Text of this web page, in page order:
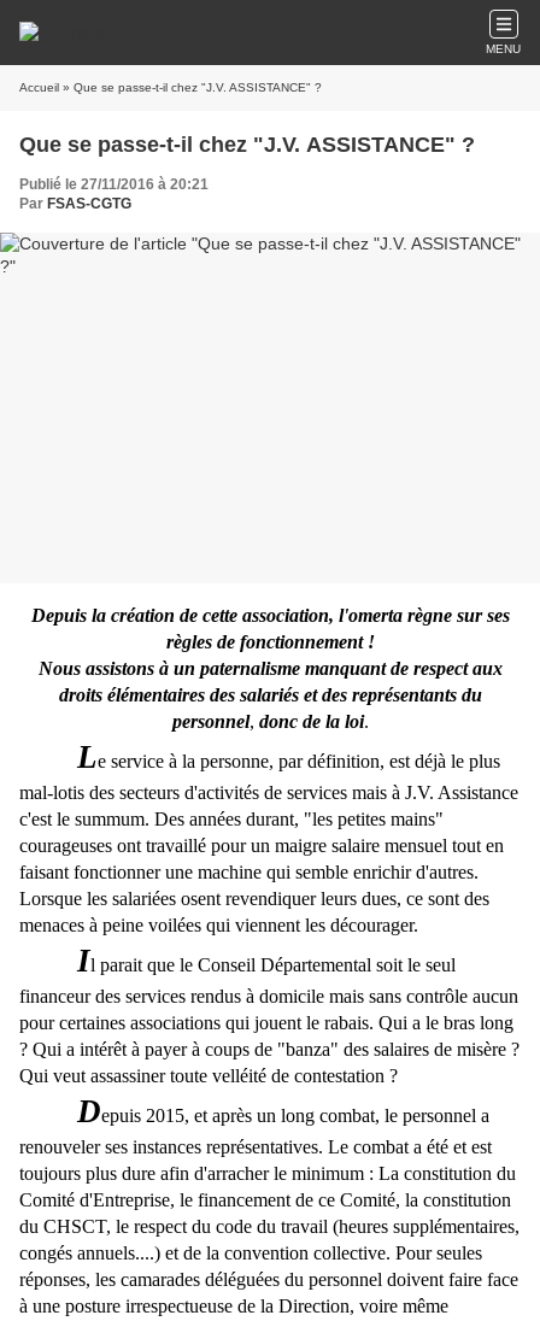
MENU
Accueil » Que se passe-t-il chez "J.V. ASSISTANCE" ?
Que se passe-t-il chez "J.V. ASSISTANCE" ?
Publié le 27/11/2016 à 20:21
Par FSAS-CGTG
Depuis la création de cette association, l'omerta règne sur ses
règles de fonctionnement !
Nous assistons à un paternalisme manquant de respect aux
droits élémentaires des salariés et des représentants du
personnel, donc de la loi.
Le service à la personne, par définition, est déjà le plus
mal-lotis des secteurs d'activités de services mais à J.V. Assistance
c'est le summum. Des années durant, "les petites mains"
courageuses ont travaillé pour un maigre salaire mensuel tout en
faisant fonctionner une machine qui semble enrichir d'autres.
Lorsque les salariées osent revendiquer leurs dues, ce sont des
menaces à peine voilées qui viennent les décourager.
Il parait que le Conseil Départemental soit le seul
financeur des services rendus à domicile mais sans contrôle aucun
pour certaines associations qui jouent le rabais. Qui a le bras long
? Qui a intérêt à payer à coups de "banza" des salaires de misère ?
Qui veut assassiner toute velléité de contestation ?
Depuis 2015, et après un long combat, le personnel a
renouveler ses instances représentatives. Le combat a été et est
toujours plus dure afin d'arracher le minimum : La constitution du
Comité d'Entreprise, le financement de ce Comité, la constitution
du CHSCT, le respect du code du travail (heures supplémentaires,
congés annuels....) et de la convention collective. Pour seules
réponses, les camarades déléguées du personnel doivent faire face
à une posture irrespectueuse de la Direction, voire même